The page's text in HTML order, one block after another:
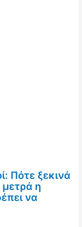
Πότε ξεκινά
μετρά η
να